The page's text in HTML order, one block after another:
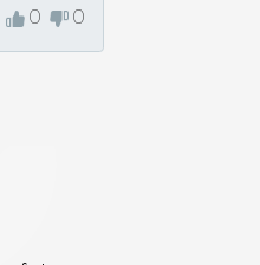
0 0